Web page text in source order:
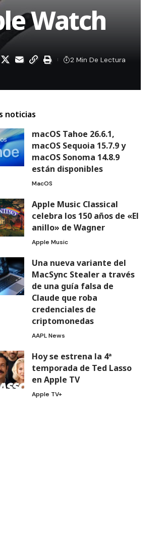
Watch
2 Min De Lectura
noticias
macOS Tahoe 26.6.1,
macOS Sequoia 15.7.9 y
macOS Sonoma 14.8.9
están disponibles
MacOS
Apple Music Classical
celebra los 150 años de «El
anillo» de Wagner
Apple Music
Una nueva variante del
MacSync Stealer a través
de una guía falsa de
Claude que roba
credenciales de
criptomonedas
AAPL News
Hoy se estrena la 4ª
temporada de Ted Lasso
en Apple TV
Apple TV+